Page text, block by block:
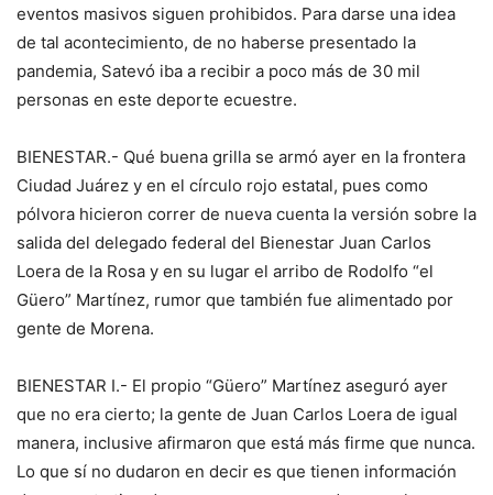
eventos masivos siguen prohibidos. Para darse una idea
de tal acontecimiento, de no haberse presentado la
pandemia, Satevó iba a recibir a poco más de 30 mil
personas en este deporte ecuestre.
BIENESTAR.- Qué buena grilla se armó ayer en la frontera
Ciudad Juárez y en el círculo rojo estatal, pues como
pólvora hicieron correr de nueva cuenta la versión sobre la
salida del delegado federal del Bienestar Juan Carlos
Loera de la Rosa y en su lugar el arribo de Rodolfo “el
Güero” Martínez, rumor que también fue alimentado por
gente de Morena.
BIENESTAR I.- El propio “Güero” Martínez aseguró ayer
que no era cierto; la gente de Juan Carlos Loera de igual
manera, inclusive afirmaron que está más firme que nunca.
Lo que sí no dudaron en decir es que tienen información